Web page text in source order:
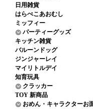
日用雑貨
はらぺこあおむし
ミッフィー
パーティーグッズ
キッチン雑貨
バルーンドッグ
ジンジャーレイ
マイリトルデイ
知育玩具
クラッカー
TOY 新商品
おめん・キャラクターお